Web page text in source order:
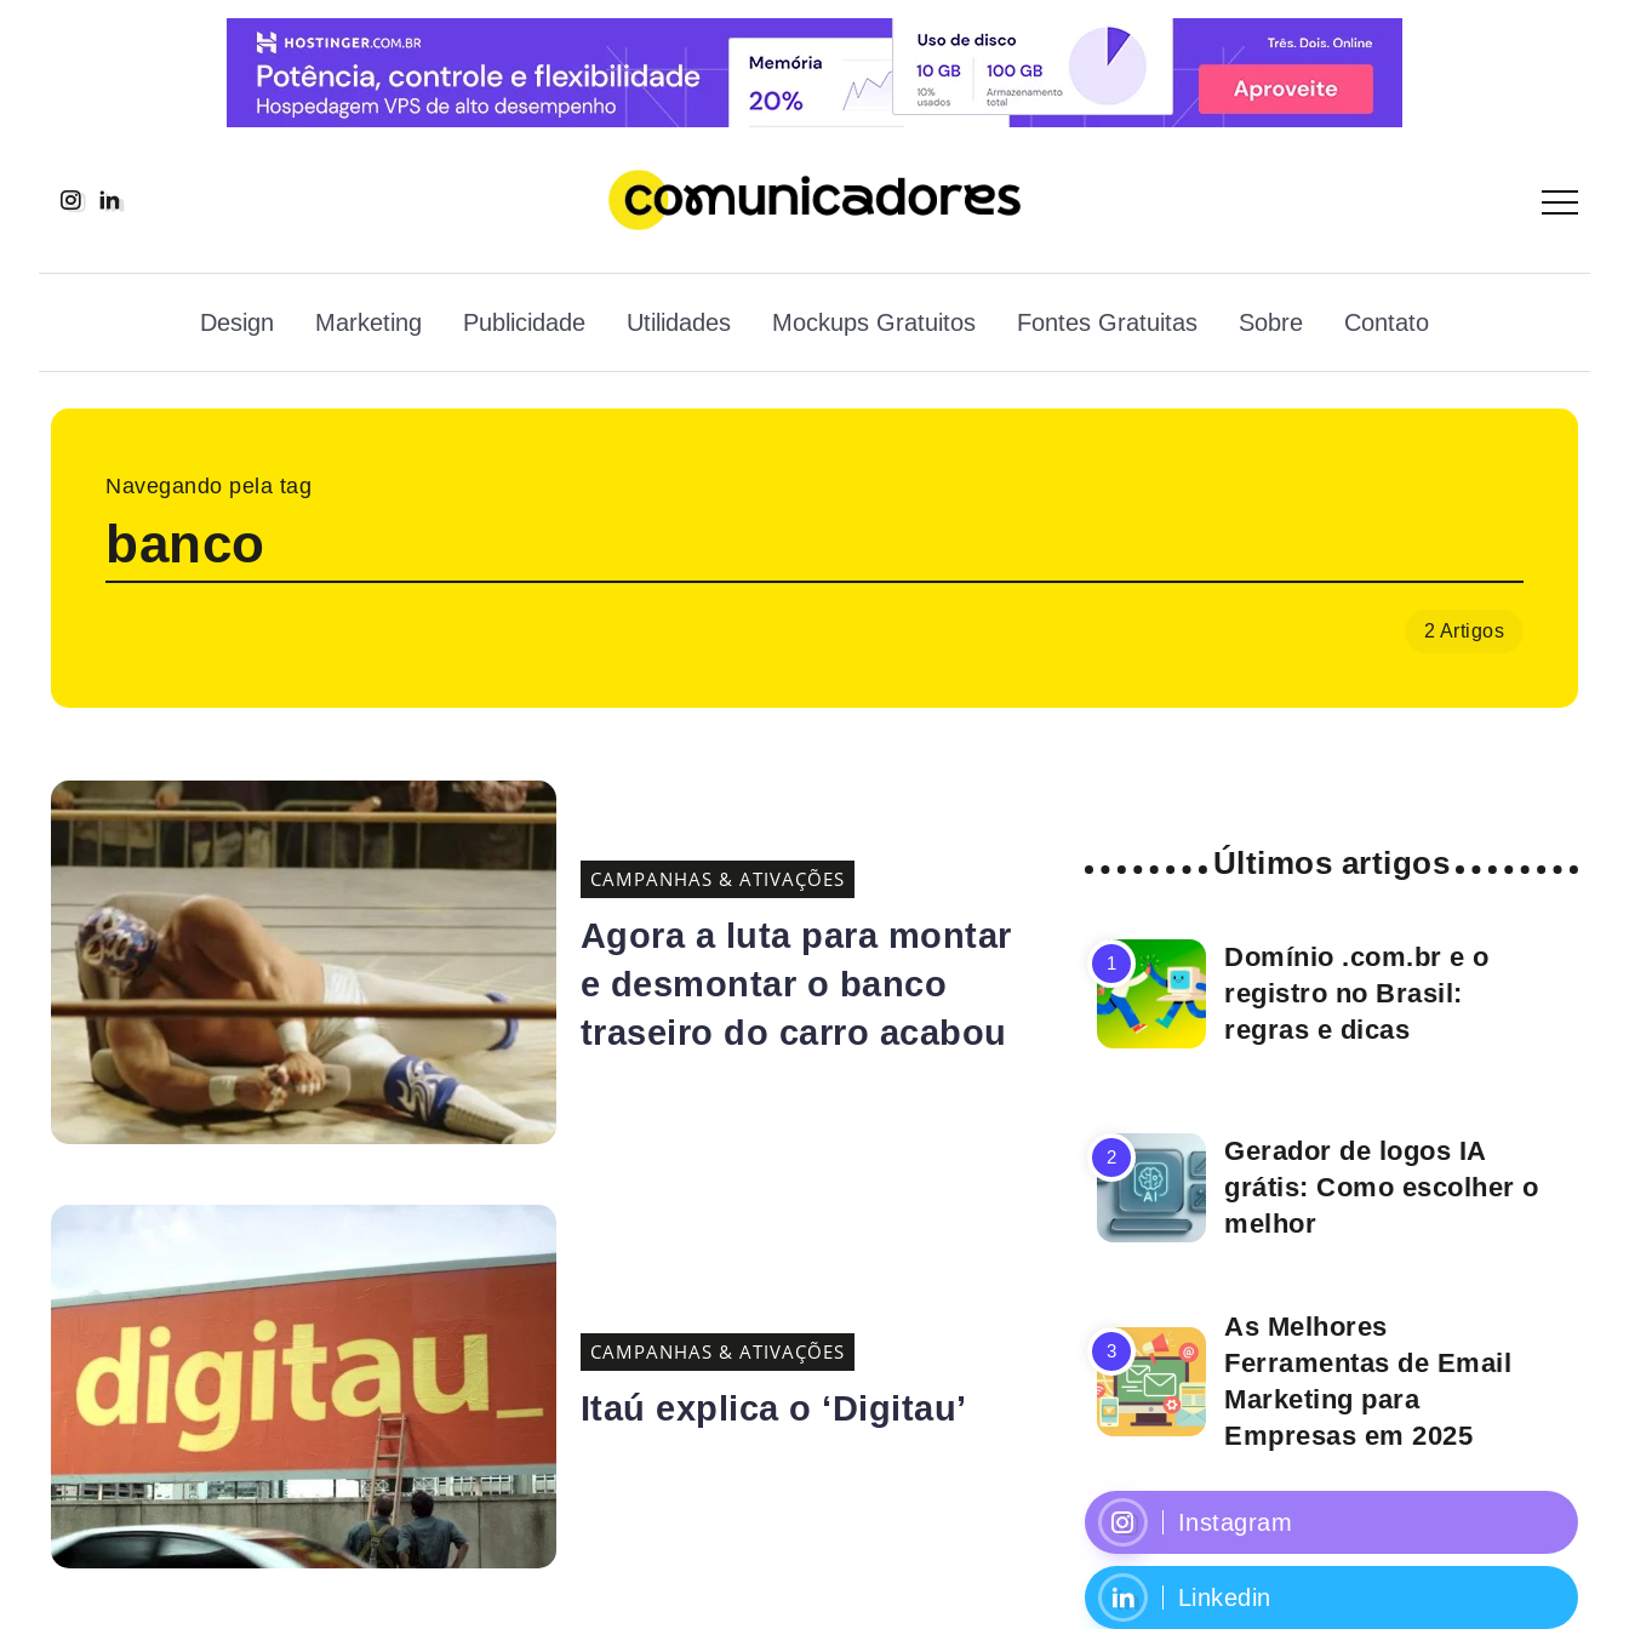
Design Marketing Publicidade Utilidades Mockups Gratuitos Fontes Gratuitas Sobre Contato
Navegando pela tag
banco
2 Artigos
CAMPANHAS & ATIVAÇÕES
Agora a luta para montar
e desmontar o banco
traseiro do carro acabou
CAMPANHAS & ATIVAÇÕES
Itaú explica o ‘Digitau’
Últimos artigos
Domínio .com.br e o
registro no Brasil:
regras e dicas
Gerador de logos IA
grátis: Como escolher o
melhor
As Melhores
Ferramentas de Email
Marketing para
Empresas em 2025
Instagram
Linkedin